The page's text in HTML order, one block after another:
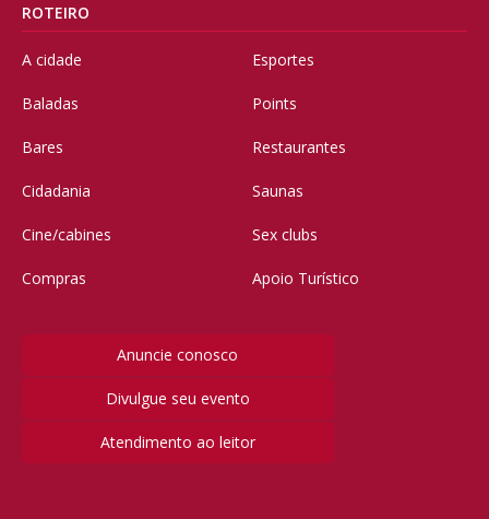
ROTEIRO
A cidade
Baladas
Bares
Cidadania
Cine/cabines
Compras
Esportes
Points
Restaurantes
Saunas
Sex clubs
Apoio Turístico
Anuncie conosco
Divulgue seu evento
Atendimento ao leitor